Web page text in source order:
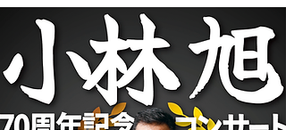
SS席 10,000円
S席　8,800円
A席 （２階席）6,600円
【場所】
佐賀市文化会館大ホール